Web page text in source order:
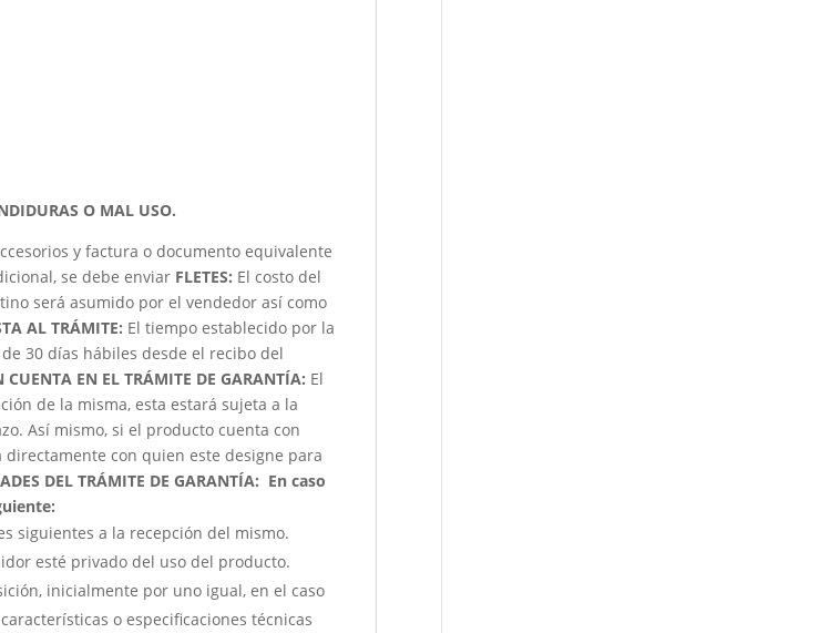
O MAL USO.
y factura o documento equivalente
se debe enviar FLETES: El costo del
será asumido por el vendedor así como
AL TRÁMITE: El tiempo establecido por la
30 días hábiles desde el recibo del
CUENTA EN EL TRÁMITE DE GARANTÍA: El
de la misma, esta estará sujeta a la
Así mismo, si el producto cuenta con
con quien este designe para
DEL TRÁMITE DE GARANTÍA: En caso
siguientes a la recepción del mismo.
esté privado del uso del producto.
inicialmente por uno igual, en el caso
o especificaciones técnicas